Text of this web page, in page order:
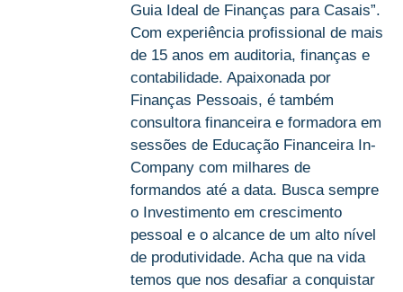
Guia Ideal de Finanças para Casais”.
Com experiência profissional de mais
de 15 anos em auditoria, finanças e
contabilidade. Apaixonada por
Finanças Pessoais, é também
consultora financeira e formadora em
sessões de Educação Financeira In-
Company com milhares de
formandos até a data. Busca sempre
o Investimento em crescimento
pessoal e o alcance de um alto nível
de produtividade. Acha que na vida
temos que nos desafiar a conquistar